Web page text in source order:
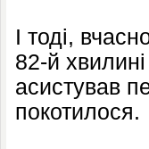
І тоді,
82-й
асистував
покотилося.